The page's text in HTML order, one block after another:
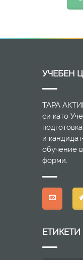
УЧЕБЕН
ТАРА
си като
и
обучение
форми.
ЕТИКЕТИ